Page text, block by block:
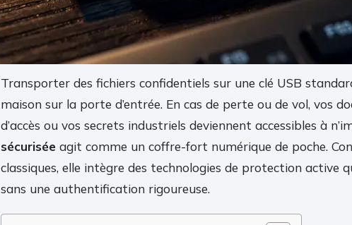
Transporter des fichiers confidentiels sur une clé USB
maison sur la porte d’entrée. En cas de perte ou de vol, vos
d’accès ou vos secrets industriels deviennent accessibles à
sécurisée agit comme un coffre-fort numérique de poche.
classiques, elle intègre des technologies de protection active
sans une authentification rigoureuse.